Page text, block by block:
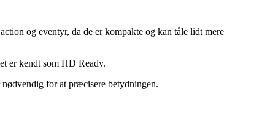
og eventyr, da de er kompakte og kan tåle lidt mere
er kendt som HD Ready.
for at præcisere betydningen.